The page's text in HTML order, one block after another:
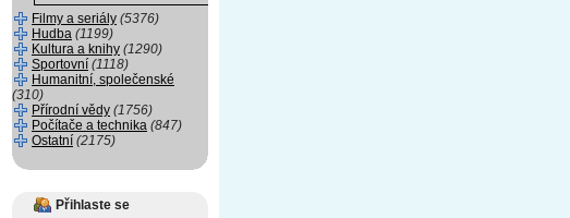
Filmy a seriály (5376)
Hudba (1199)
Kultura a knihy (1290)
Sportovní (1118)
Humanitní, společenské
(310)
Přírodní vědy (1756)
Počítače a technika (847)
Ostatní (2175)
Přihlaste se